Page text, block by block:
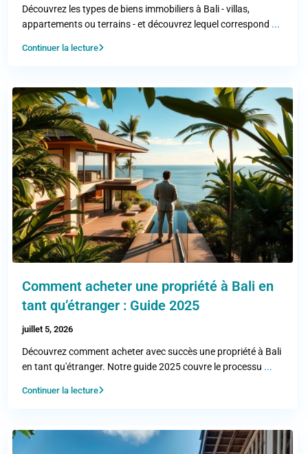
Découvrez les types de biens immobiliers à Bali - villas,
appartements ou terrains - et découvrez lequel correspond ...
Continuer la lecture
Comment acheter une propriété à Bali en
tant qu’étranger : Guide 2025
juillet 5, 2026
Découvrez comment acheter avec succès une propriété à Bali
en tant qu'étranger. Notre guide 2025 couvre le processu ...
Continuer la lecture